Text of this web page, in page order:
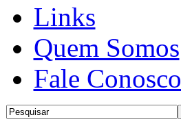
Links
Quem Somos
Fale Conosco